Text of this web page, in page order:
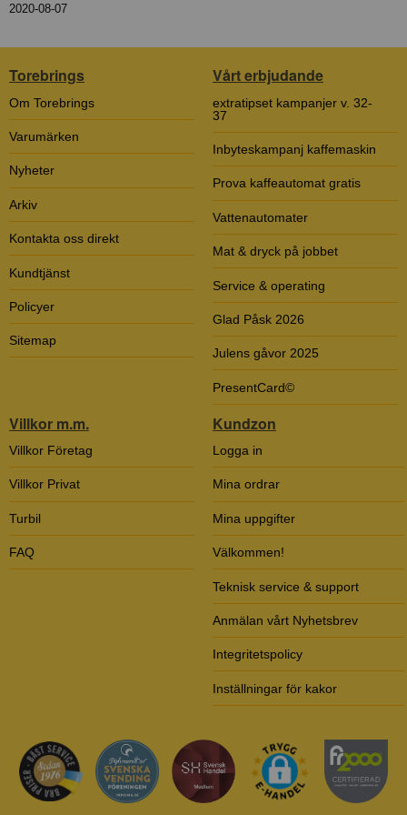
2020-08-07
Torebrings
Om Torebrings
Varumärken
Nyheter
Arkiv
Kontakta oss direkt
Kundtjänst
Policyer
Sitemap
Vårt erbjudande
extratipset kampanjer v. 32-
37
Inbyteskampanj kaffemaskin
Prova kaffeautomat gratis
Vattenautomater
Mat & dryck på jobbet
Service & operating
Glad Påsk 2026
Julens gåvor 2025
PresentCard©
Villkor m.m.
Villkor Företag
Villkor Privat
Turbil
FAQ
Kundzon
Logga in
Mina ordrar
Mina uppgifter
Välkommen!
Teknisk service & support
Anmälan vårt Nyhetsbrev
Integritetspolicy
Inställningar för kakor